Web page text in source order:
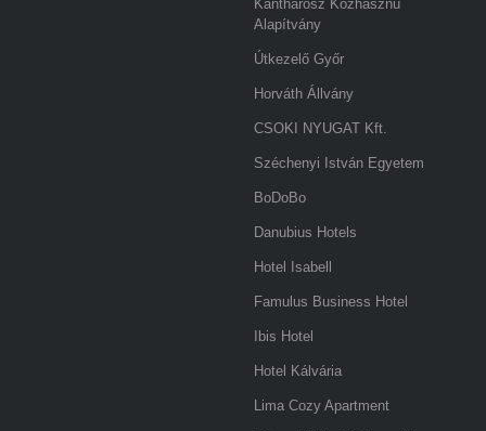
Kantharosz Közhasznú
Alapítvány
Útkezelő Győr
Horváth Állvány
CSOKI NYUGAT Kft.
Széchenyi István Egyetem
BoDoBo
Danubius Hotels
Hotel Isabell
Famulus Business Hotel
Ibis Hotel
Hotel Kálvária
Lima Cozy Apartment